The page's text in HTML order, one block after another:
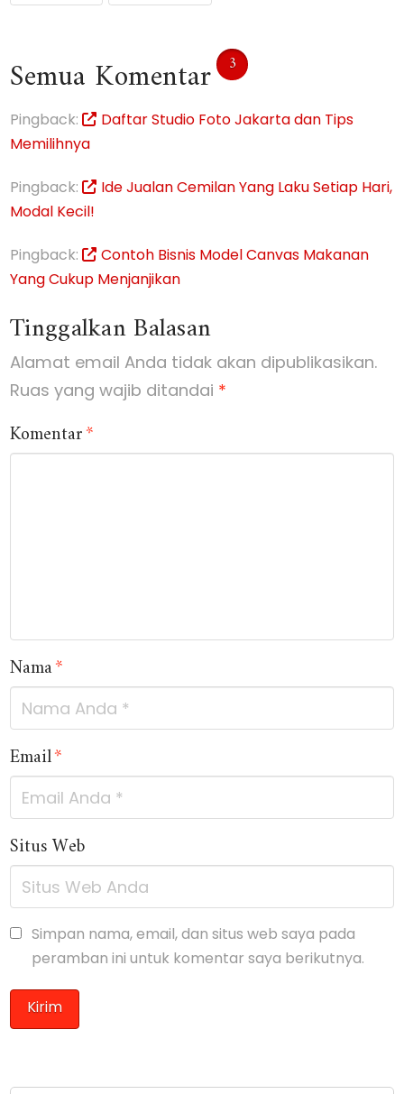
Semua Komentar 3
Pingback:
Daftar Studio Foto Jakarta dan Tips
Memilihnya
Pingback:
Ide Jualan Cemilan Yang Laku Setiap Hari,
Modal Kecil!
Pingback:
Contoh Bisnis Model Canvas Makanan
Yang Cukup Menjanjikan
Tinggalkan Balasan
Alamat email Anda tidak akan dipublikasikan.
Ruas yang wajib ditandai *
Komentar*
Nama*
Email*
Situs Web
Simpan nama, email, dan situs web saya pada
peramban ini untuk komentar saya berikutnya.